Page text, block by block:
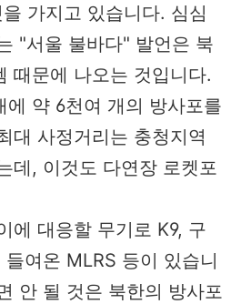
가지고 있습니다. 심심
"서울 불바다" 발언은 북
때문에 나오는 것입니다.
에 약 6천여 개의 방사포를
대 사정거리는 충청지역
데, 이것도 다연장 로켓포
에 대응할 무기로 K9, 구
여온 MLRS 등이 있습니
안 될 것은 북한의 방사포